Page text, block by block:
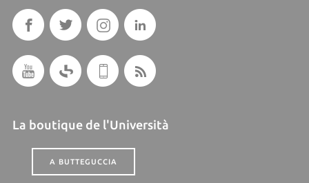
La boutique de l'Università
A BUTTEGUCCIA